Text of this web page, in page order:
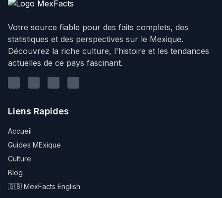
Votre source fiable pour des faits complets, des
statistiques et des perspectives sur le Mexique.
Découvrez la riche culture, l'histoire et les tendances
actuelles de ce pays fascinant.
Liens Rapides
Accueil
Guides MExique
Culture
Blog
🇬🇧 MexFacts English